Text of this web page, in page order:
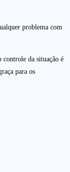
problema com
controle da situação é
para os